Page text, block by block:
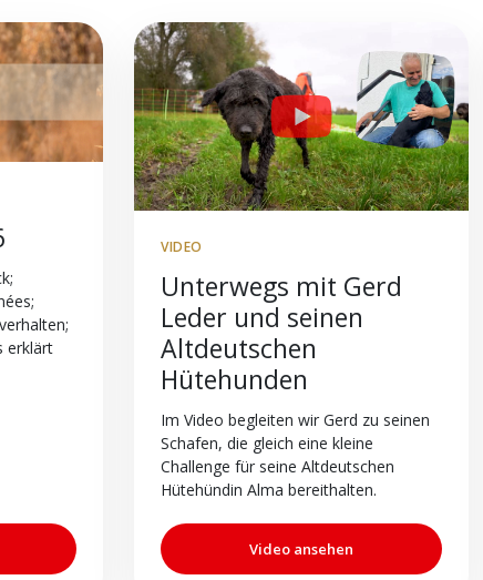
erklärt
VIDEO
Unterwegs mit Gerd
Leder und seinen
Altdeutschen
Hütehunden
Im Video begleiten wir Gerd zu seinen
Schafen, die gleich eine kleine
Challenge für seine Altdeutschen
Hütehündin Alma bereithalten.
Video ansehen